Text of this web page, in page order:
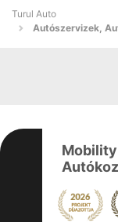
Turul Auto
Autószervizek,